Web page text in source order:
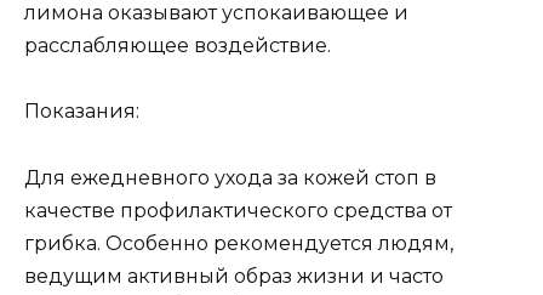
лимона оказывают успокаивающее и
расслабляющее воздействие.
Показания:
Для ежедневного ухода за кожей стоп в
качестве профилактического средства от
грибка. Особенно рекомендуется людям,
ведущим активный образ жизни и часто